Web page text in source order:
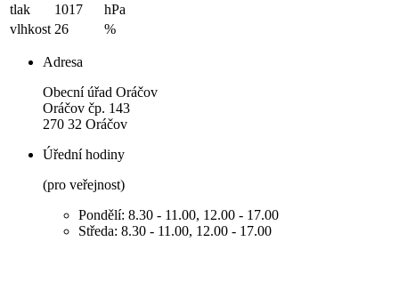
tlak
1017
hPa
vlhkost 26 %
Adresa
Obecní úřad Oráčov
Oráčov čp. 143
270 32 Oráčov
Úřední hodiny
(pro veřejnost)
Pondělí: 8.30 - 11.00, 12.00 - 17.00
Středa: 8.30 - 11.00, 12.00 - 17.00